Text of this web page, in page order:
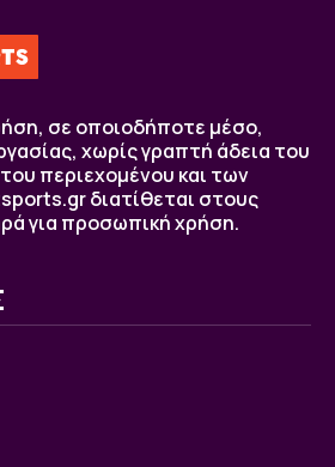
σε οποιοδήποτε μέσο,
χωρίς γραπτή άδεια του
περιεχομένου και των
διατίθεται στους
για προσωπική χρήση.